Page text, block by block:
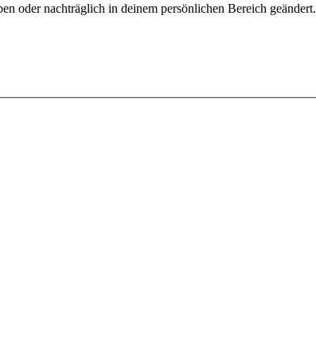
oder nachträglich in deinem persönlichen Bereich geändert.